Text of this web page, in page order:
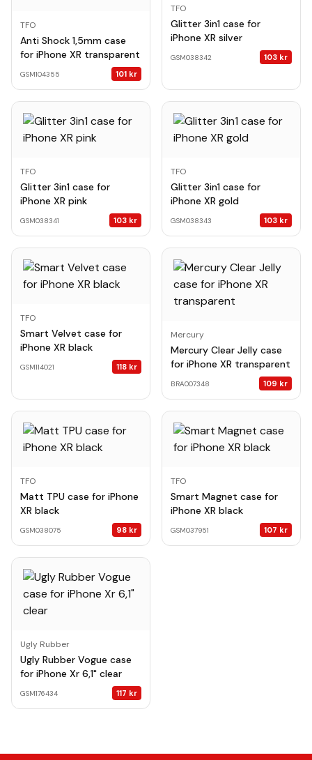
TFO
Anti Shock 1,5mm case
for iPhone XR transparent
GSM104355 101 kr
TFO
Glitter 3in1 case for
iPhone XR silver
GSM038342 103 kr
TFO
Glitter 3in1 case for
iPhone XR pink
GSM038341 103 kr
TFO
Glitter 3in1 case for
iPhone XR gold
GSM038343 103 kr
TFO
Smart Velvet case for
iPhone XR black
GSM114021 118 kr
Mercury
Mercury Clear Jelly case
for iPhone XR transparent
BRA007348 109 kr
TFO
Matt TPU case for iPhone
XR black
GSM038075 98 kr
TFO
Smart Magnet case for
iPhone XR black
GSM037951 107 kr
Ugly Rubber
Ugly Rubber Vogue case
for iPhone Xr 6,1" clear
GSM176434 117 kr